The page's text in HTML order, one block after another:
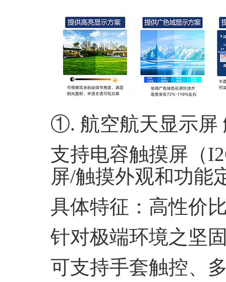
①. 航空航天显示屏
支持电容触摸屏（
屏/触摸外观和功能
具体特征：高性价
针对极端环境之坚
可支持手套触控、